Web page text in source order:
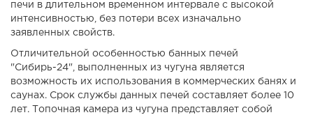
печи в длительном временном интервале с высокой
интенсивностью, без потери всех изначально
заявленных свойств.
Отличительной особенностью банных печей
"Сибирь-24", выполненных из чугуна является
возможность их использования в коммерческих банях и
саунах. Срок службы данных печей составляет более 10
лет. Топочная камера из чугуна представляет собой